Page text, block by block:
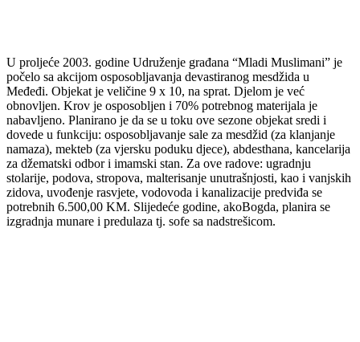
U proljeće 2003. godine Udruženje građana “Mladi Muslimani” je
počelo sa akcijom osposobljavanja devastiranog mesdžida u
Međeđi. Objekat je veličine 9 x 10, na sprat. Djelom je već
obnovljen. Krov je osposobljen i 70% potrebnog materijala je
nabavljeno. Planirano je da se u toku ove sezone objekat sredi i
dovede u funkciju: osposobljavanje sale za mesdžid (za klanjanje
namaza), mekteb (za vjersku poduku djece), abdesthana, kancelarija
za džematski odbor i imamski stan. Za ove radove: ugradnju
stolarije, podova, stropova, malterisanje unutrašnjosti, kao i vanjskih
zidova, uvođenje rasvjete, vodovoda i kanalizacije predviđa se
potrebnih 6.500,00 KM. Slijedeće godine, akoBogda, planira se
izgradnja munare i predulaza tj. sofe sa nadstrešicom.